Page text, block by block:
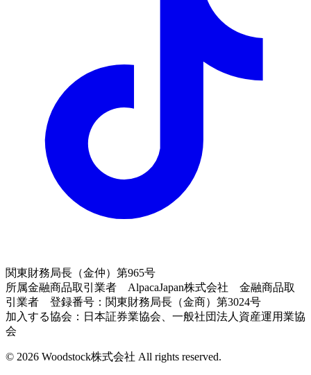
関東財務局長（金仲）第965号
所属金融商品取引業者 AlpacaJapan株式会社 金融商品取
引業者 登録番号：関東財務局長（金商）第3024号
加入する協会：日本証券業協会、一般社団法人資産運用業協
会
© 2026 Woodstock株式会社 All rights reserved.